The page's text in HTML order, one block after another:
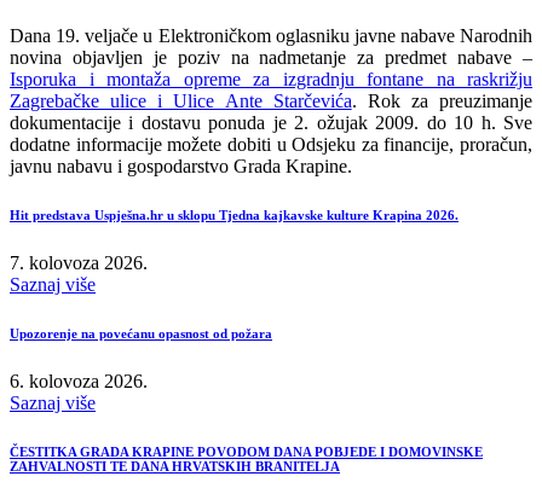
Dana 19. veljače u Elektroničkom oglasniku javne nabave Narodnih
novina objavljen je poziv na nadmetanje za predmet nabave –
Isporuka i montaža opreme za izgradnju fontane na raskrižju
Zagrebačke ulice i Ulice Ante Starčevića. Rok za preuzimanje
dokumentacije i dostavu ponuda je 2. ožujak 2009. do 10 h. Sve
dodatne informacije možete dobiti u Odsjeku za financije, proračun,
javnu nabavu i gospodarstvo Grada Krapine.
Hit predstava Uspješna.hr u sklopu Tjedna kajkavske kulture Krapina 2026.
7. kolovoza 2026.
Saznaj više
Upozorenje na povećanu opasnost od požara
6. kolovoza 2026.
Saznaj više
ČESTITKA GRADA KRAPINE POVODOM DANA POBJEDE I DOMOVINSKE
ZAHVALNOSTI TE DANA HRVATSKIH BRANITELJA